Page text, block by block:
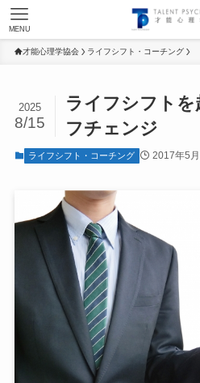
MENU
才能心理学協会 ライフシフト・コーチング
ライフシフト
フチェンジ
2025
8/15
ライフシフト・コーチング 2017年5